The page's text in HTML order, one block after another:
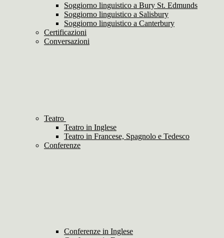
Soggiorno linguistico a Bury St. Edmunds
Soggiorno linguistico a Salisbury
Soggiorno linguistico a Canterbury
Certificazioni
Conversazioni
Teatro
Teatro in Inglese
Teatro in Francese, Spagnolo e Tedesco
Conferenze
Conferenze in Inglese